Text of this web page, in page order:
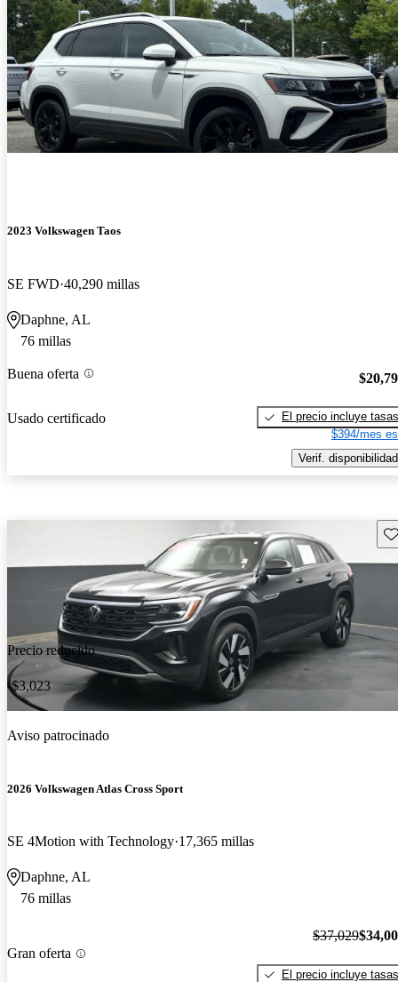
2023 Volkswagen Taos
SE FWD 40,290 millas
Daphne, AL
76 millas
Buena oferta
Usado certificado
El precio incluye tasas
$394/mes
Verif. disponibilidad
Precio reducido
-$3,023
Aviso patrocinado
2026 Volkswagen Atlas Cross Sport
SE 4Motion with Technology 17,365 millas
Daphne, AL
76 millas
Gran oferta
$37,029
El precio incluye tasas